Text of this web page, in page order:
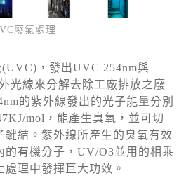
廢氣處理
，發出UVC 254nm與
光線來分解去除工廠排放之廢
的紫外線發出的光子能量分別
mol，能產生臭氧，並可切
鍵結。紫外線所產生的臭氧有效
的有機分子，UV/O3並用的相乘
理中發揮巨大功效。